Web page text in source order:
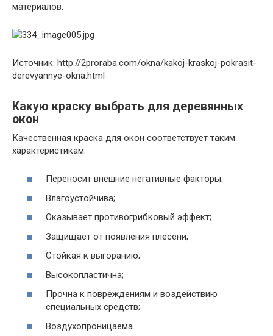
материалов.
Источник: http://2proraba.com/okna/kakoj-kraskoj-pokrasit-
derevyannye-okna.html
Какую краску выбрать для деревянных
окон
Качественная краска для окон соответствует таким
характеристикам:
Переносит внешние негативные факторы;
Влагоустойчива;
Оказывает противогрибковый эффект;
Защищает от появления плесени;
Стойкая к выгоранию;
Высокопластична;
Прочна к повреждениям и воздействию
специальных средств;
Воздухопроницаема.